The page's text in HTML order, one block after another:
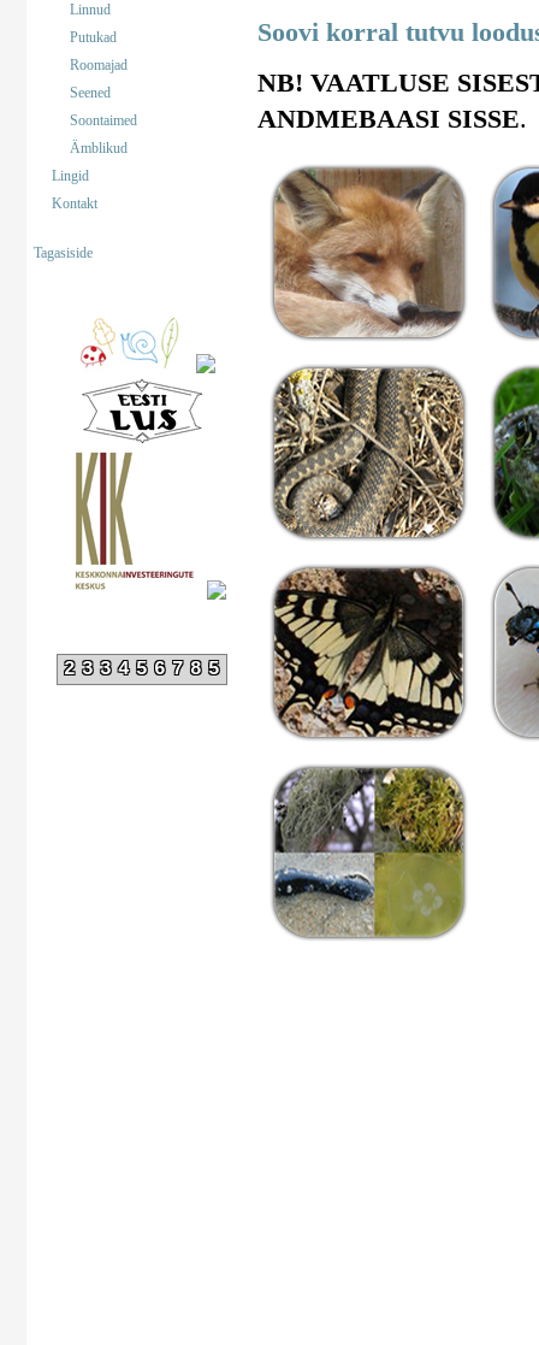
Linnud
Putukad
Roomajad
Seened
Soontaimed
Ämblikud
Lingid
Kontakt
Tagasiside
233456785
Soovi korral tutvu
NB! VAATLUSE
ANDMEBAASI SISSE.